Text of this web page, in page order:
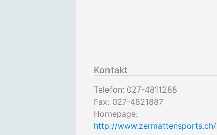
Kontakt
Telefon: 027-4811288
Fax: 027-4821887
Homepage:
http://www.zermattensports.ch/